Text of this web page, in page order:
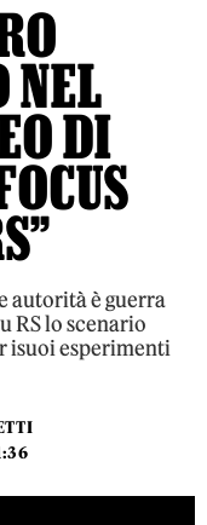
NEL
DI
autorità è guerra
RS lo scenario
isuoi esperimenti